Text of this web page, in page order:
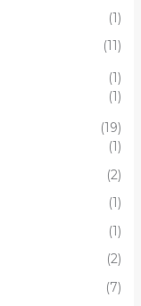
(1)
(11)
(1)
(1)
(19)
(1)
(2)
(1)
(1)
(2)
(7)